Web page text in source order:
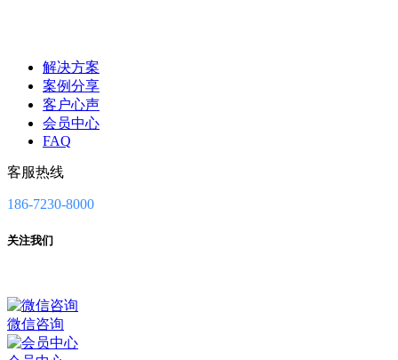
解决方案
案例分享
客户心声
会员中心
FAQ
客服热线
186-7230-8000
关注我们
微信咨询